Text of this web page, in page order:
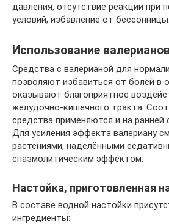
давления, отсутствие реакции при
условий, избавление от бессонницы.
Использование
Средства с валерианой для
позволяют избавиться от болей в
оказывают благоприятное
желудочно-кишечного тракта.
средства применяются и на ранней
Для усиления эффекта валериану
растениями, наделёнными
спазмолитическим эффектом.
Настойка, приготовленная
В составе водной настойки
ингредиенты: